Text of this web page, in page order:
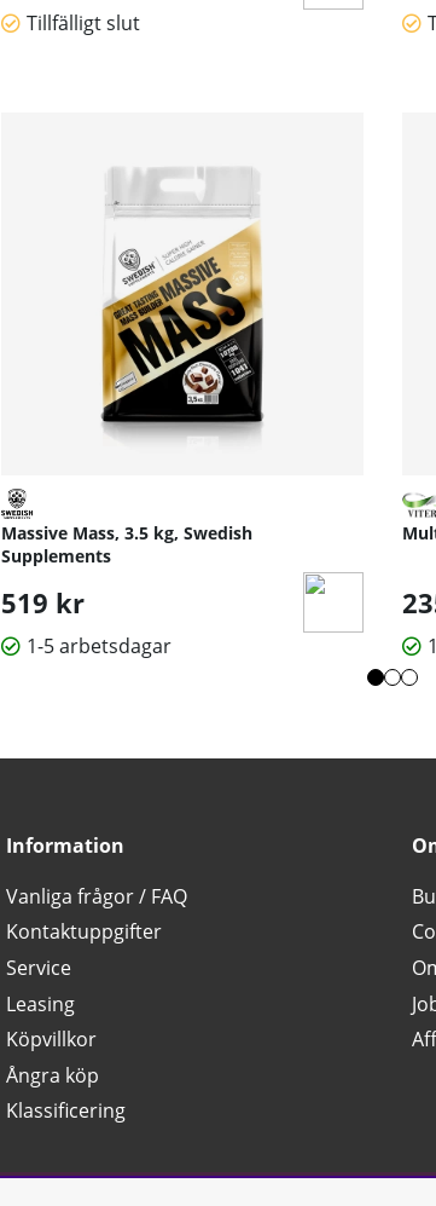
Tillfälligt slut
Massive Mass, 3.5 kg, Swedish
Supplements
519 kr
1-5 arbetsdagar
Information
Vanliga frågor / FAQ
Kontaktuppgifter
Service
Leasing
Köpvillkor
Ångra köp
Klassificering